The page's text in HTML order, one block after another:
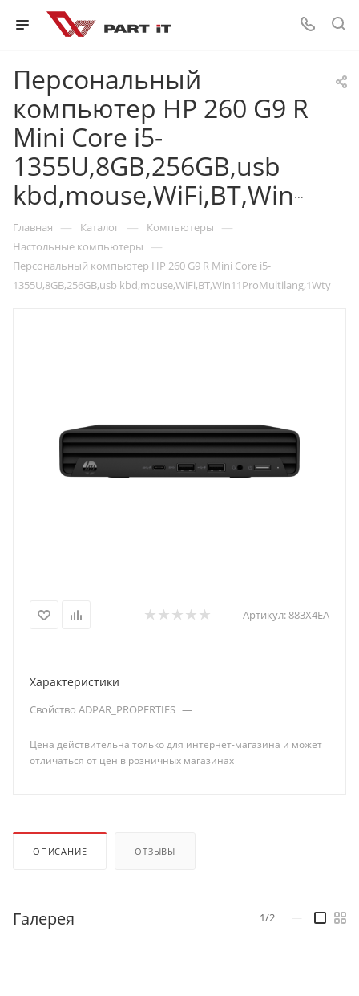
Персональный
компьютер HP 260 G9 R
Mini Core i5-
1355U,8GB,256GB,usb
kbd,mouse,WiFi,BT,Win11ProMultilang,1Wty
Главная — Каталог — Компьютеры —
Настольные компьютеры —
Персональный компьютер HP 260 G9 R Mini Core i5-
1355U,8GB,256GB,usb kbd,mouse,WiFi,BT,Win11ProMultilang,1Wty
Артикул:883X4EA
Характеристики
Свойство ADPAR_PROPERTIES —
Цена действительна только для интернет-магазина и может
отличаться от цен в розничных магазинах
ОПИСАНИЕ ОТЗЫВЫ
Галерея 1/2